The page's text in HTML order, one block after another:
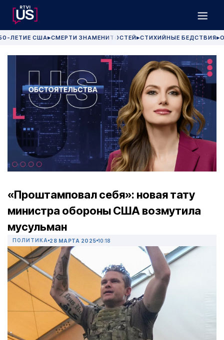
ЛЕТИЕ США▶СМЕРТИ ЗНАМЕНИТОСТЕЙ▶СТИХИЙНЫЕ БЕДСТВИЯ▶
«Проштамповал себя»: новая тату
министра обороны США возмутила
мусульман
ПОЛИТИКА 28 МАРТА 2025 10:18